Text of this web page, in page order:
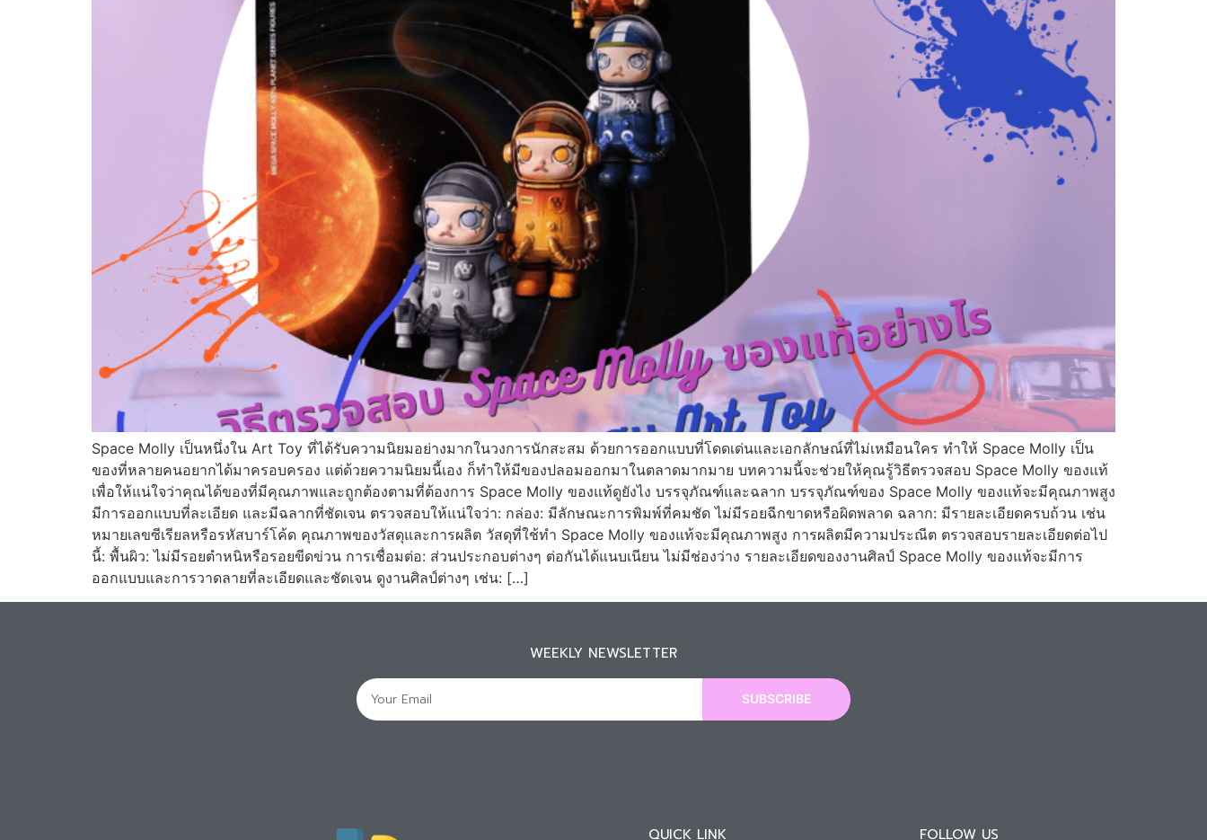
Space Molly เป็นหนึ่งใน Art Toy ที่ได้รับความนิยมอย่างมากในวงการนักสะสม ด้วยการออกแบบที่โดดเด่นและเอกลักษณ์ที่ไม่เหมือนใคร ทำให้ Space Molly เป็น
ของที่หลายคนอยากได้มาครอบครอง แต่ด้วยความนิยมนี้เอง ก็ทำให้มีของปลอมออกมาในตลาดมากมาย บทความนี้จะช่วยให้คุณรู้วิธีตรวจสอบ Space Molly ของแท้
เพื่อให้แน่ใจว่าคุณได้ของที่มีคุณภาพและถูกต้องตามที่ต้องการ Space Molly ของแท้ดูยังไง บรรจุภัณฑ์และฉลาก บรรจุภัณฑ์ของ Space Molly ของแท้จะมีคุณภาพสูง
มีการออกแบบที่ละเอียด และมีฉลากที่ชัดเจน ตรวจสอบให้แน่ใจว่า: กล่อง: มีลักษณะการพิมพ์ที่คมชัด ไม่มีรอยฉีกขาดหรือผิดพลาด ฉลาก: มีรายละเอียดครบถ้วน เช่น
หมายเลขซีเรียลหรือรหัสบาร์โค้ด คุณภาพของวัสดุและการผลิต วัสดุที่ใช้ทำ Space Molly ของแท้จะมีคุณภาพสูง การผลิตมีความประณีต ตรวจสอบรายละเอียดต่อไป
นี้: พื้นผิว: ไม่มีรอยตำหนิหรือรอยขีดข่วน การเชื่อมต่อ: ส่วนประกอบต่างๆ ต่อกันได้แนบเนียน ไม่มีช่องว่าง รายละเอียดของงานศิลป์ Space Molly ของแท้จะมีการ
ออกแบบและการวาดลายที่ละเอียดและชัดเจน ดูงานศิลป์ต่างๆ เช่น: […]
WEEKLY NEWSLETTER
SUBSCRIBE
QUICK LINK FOLLOW US